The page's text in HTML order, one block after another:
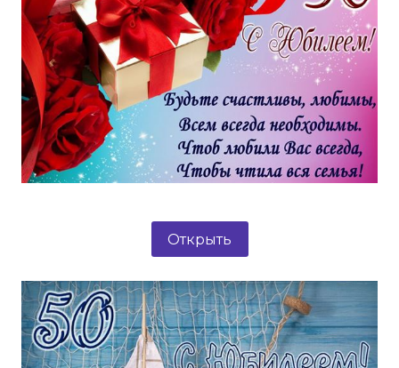
Открыть